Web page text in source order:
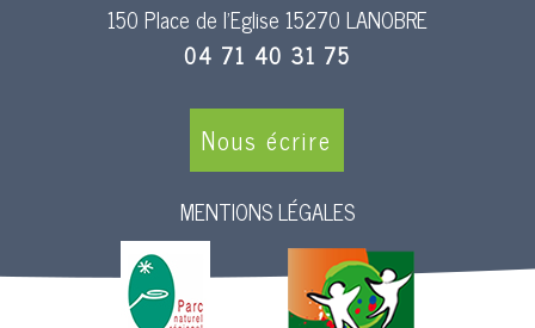
150 Place de l’Eglise 15270 LANOBRE
04 71 40 31 75
Nous écrire
MENTIONS LÉGALES